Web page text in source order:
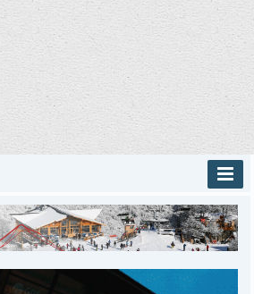
INICIO
PROVINCIALES
DEPORTES